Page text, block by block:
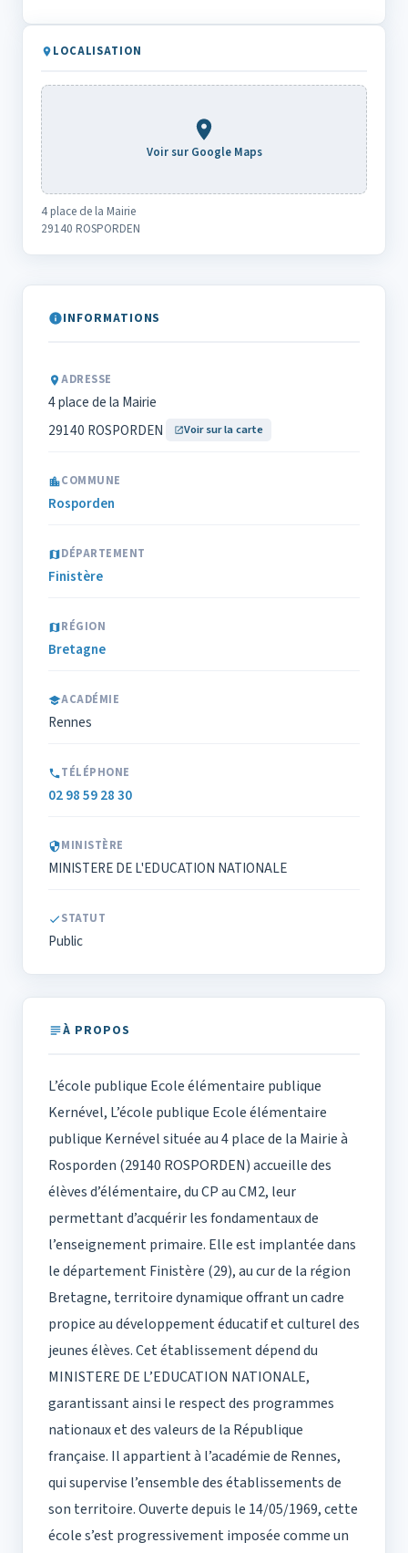
INFORMATIONS
ADRESSE
4 place de la Mairie
29140 ROSPORDEN
Voir sur la carte
COMMUNE
Rosporden
DÉPARTEMENT
Finistère
RÉGION
Bretagne
ACADÉMIE
Rennes
TÉLÉPHONE
02 98 59 28 30
MINISTÈRE
MINISTERE DE L'EDUCATION NATIONALE
STATUT
Public
À PROPOS
L’école publique Ecole élémentaire publique
Kernével, L’école publique Ecole élémentaire
publique Kernével située au 4 place de la Mairie à
Rosporden (29140 ROSPORDEN) accueille des
élèves d’élémentaire, du CP au CM2, leur
permettant d’acquérir les fondamentaux de
l’enseignement primaire. Elle est implantée dans
le département Finistère (29), au cur de la région
Bretagne, territoire dynamique offrant un cadre
propice au développement éducatif et culturel des
jeunes élèves. Cet établissement dépend du
MINISTERE DE L’EDUCATION NATIONALE,
garantissant ainsi le respect des programmes
nationaux et des valeurs de la République
française. Il appartient à l’académie de Rennes,
qui supervise l’ensemble des établissements de
son territoire. Ouverte depuis le 14/05/1969, cette
école s’est progressivement imposée comme un
LOCALISATION
Voir sur Google Maps
4 place de la Mairie
29140 ROSPORDEN